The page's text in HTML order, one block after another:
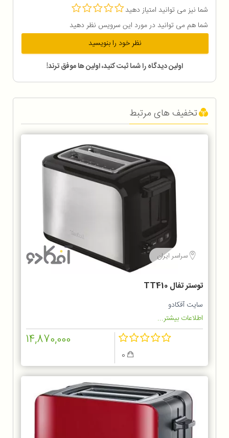
شما نیز می توانید امتیاز دهید
شما هم می توانید در مورد این سرویس نظر دهید
نظر خود را بنویسید
اولین دیدگاه را شما ثبت کنید، اولین ها موفق ترند!
تخفیف های مرتبط
سراسر ایران
توستر تفال TT410
سایت آفکادو
اطلاعات بیشتر...
14,870,000